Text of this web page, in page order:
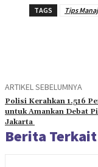
TAGS Tips
ARTIKEL SEBELUMNYA
Polisi Kerahkan 1.516
untuk Amankan Debat
Jakarta
Berita Terkait